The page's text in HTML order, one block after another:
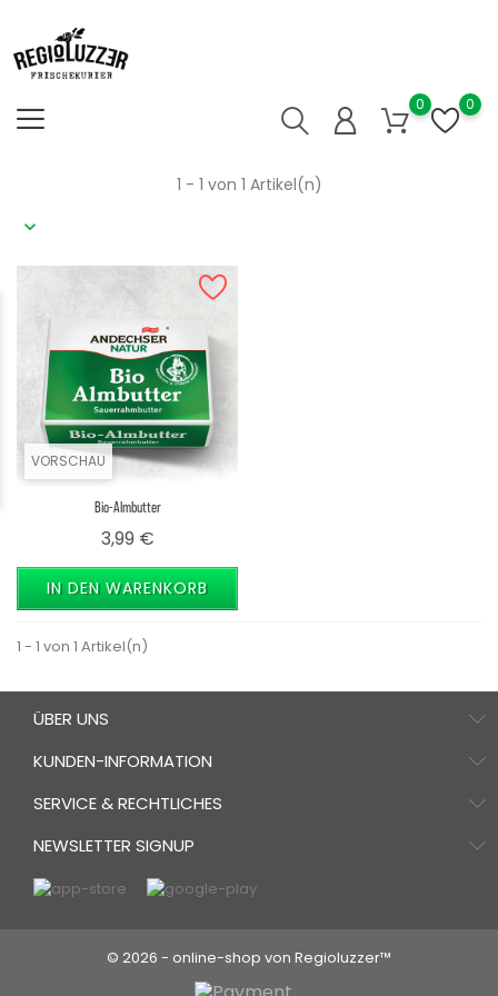
0 0
1 - 1 von 1 Artikel(n)
VORSCHAU
Bio-Almbutter
3,99 €Preis
IN DEN WARENKORB
1 - 1 von 1 Artikel(n)
ÜBER UNS
KUNDEN-INFORMATION
SERVICE & RECHTLICHES
NEWSLETTER SIGNUP
© 2026 - online-shop von Regioluzzer™